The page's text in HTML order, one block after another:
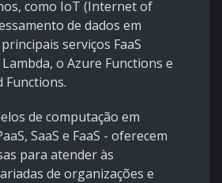
como IoT (Internet of
de dados em
serviços FaaS
o Azure Functions e
Functions.
de computação em
SaaS e FaaS - oferecem
para atender às
de organizações e